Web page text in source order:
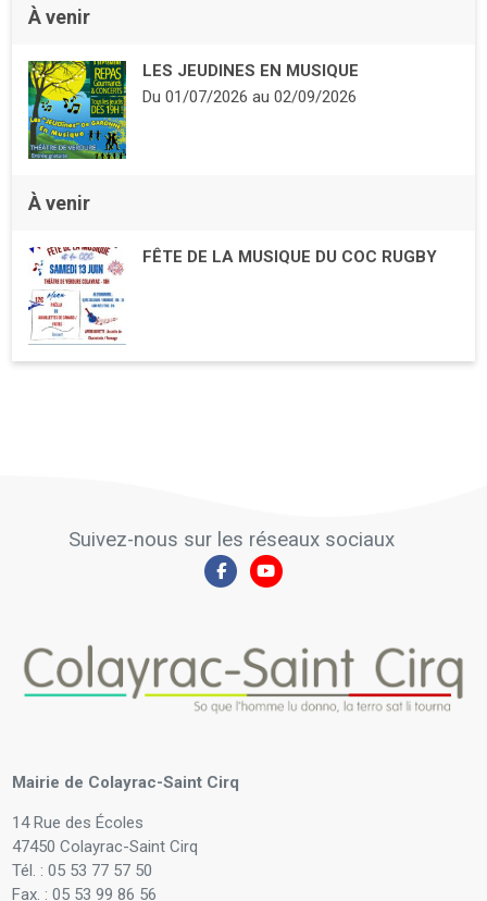
À venir
LES JEUDINES EN MUSIQUE
Du 01/07/2026au 02/09/2026
À venir
FÊTE DE LA MUSIQUE DU COC RUGBY
Suivez-nous sur les réseaux sociaux
Mairie de Colayrac-Saint Cirq
14 Rue des Écoles
47450 Colayrac-Saint Cirq
Tél. : 05 53 77 57 50
Fax. : 05 53 99 86 56